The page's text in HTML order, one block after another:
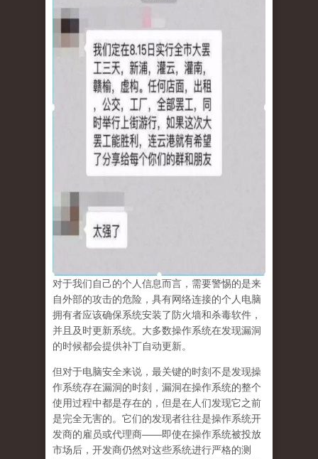
对于我们自己的个人信息而言，需要警惕的是来
自外部的攻击的危险，具有网络连接的个人电脑
拥有者应该确保系统安装了防火墙和杀毒软件，
并且及时更新系统。大多数操作系统在发现漏洞
的时候都会提供补丁自动更新。
但对于电脑安全来说，最关键的时刻不是发现操
作系统存在漏洞的时刻，漏洞在操作系统的整个
使用过程中都是存在的，但是在人们发现它之前
是完全无害的。它们的发现者往往是操作系统开
发商的雇员或代理商——即使在操作系统被投放
市场后，开发商仍然对这些系统进行严格的测